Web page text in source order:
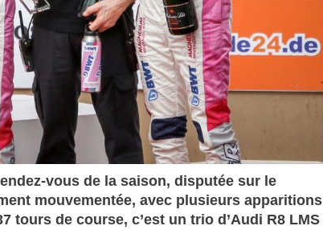
vous de la saison, disputée sur le
mouvementée, avec plusieurs apparitions
tours de course, c’est un trio d’Audi R8 LMS